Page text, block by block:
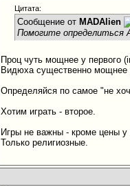
Цитата:
Сообщение от MADAlien
Помогите определиться
Проц чуть мощнее у первого
Видюха существенно мощнее
Определяйся по самое "не
Хотим играть - второе.
Игры не важны - кроме цены у
Только религиозные.